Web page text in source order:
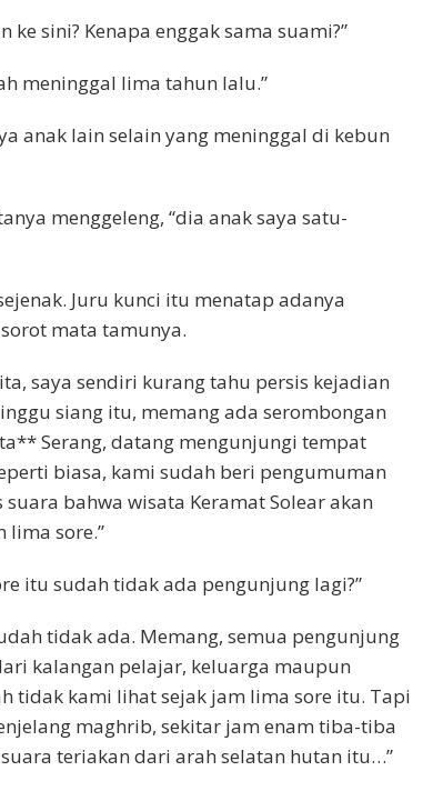
ke sini? Kenapa enggak sama suami?”
meninggal lima tahun lalu.”
anak lain selain yang meninggal di kebun
menggeleng, “dia anak saya satu-
Juru kunci itu menatap adanya
mata tamunya.
saya sendiri kurang tahu persis kejadian
siang itu, memang ada serombongan
Serang, datang mengunjungi tempat
biasa, kami sudah beri pengumuman
bahwa wisata Keramat Solear akan
sore.”
itu sudah tidak ada pengunjung lagi?”
tidak ada. Memang, semua pengunjung
kalangan pelajar, keluarga maupun
tidak kami lihat sejak jam lima sore itu. Tapi
maghrib, sekitar jam enam tiba-tiba
teriakan dari arah selatan hutan itu…”